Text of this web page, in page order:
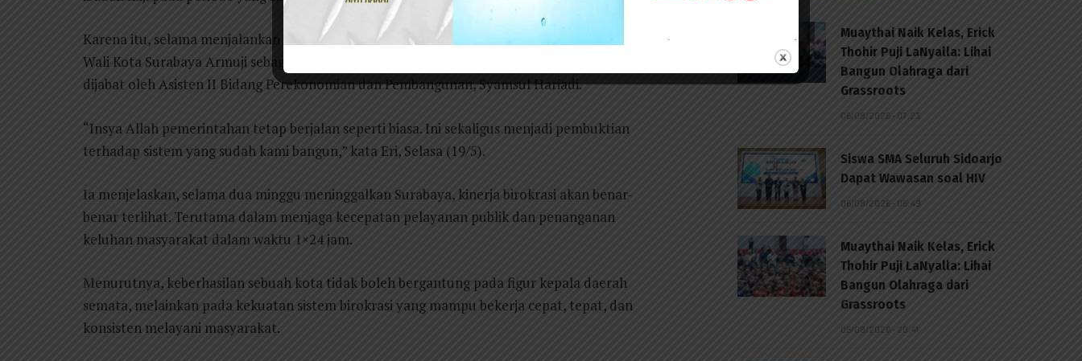
Karena itu, selama menjalankan ibadah haji, tugas kepala daerah akan dijalankan oleh Wakil
Wali Kota Surabaya Armuji sebagai pelaksana harian (plh). Sementara posisi plh sekda akan
dijabat oleh Asisten II Bidang Perekonomian dan Pembangunan, Syamsul Hariadi.
“Insya Allah pemerintahan tetap berjalan seperti biasa. Ini sekaligus menjadi pembuktian
terhadap sistem yang sudah kami bangun,” kata Eri, Selasa (19/5).
Ia menjelaskan, selama dua minggu meninggalkan Surabaya, kinerja birokrasi akan benar-
benar terlihat. Terutama dalam menjaga kecepatan pelayanan publik dan penanganan
keluhan masyarakat dalam waktu 1×24 jam.
Menurutnya, keberhasilan sebuah kota tidak boleh bergantung pada figur kepala daerah
semata, melainkan pada kekuatan sistem birokrasi yang mampu bekerja cepat, tepat, dan
konsisten melayani masyarakat.
Muaythai Naik Kelas, Erick
Thohir Puji LaNyalla: Lihai
Bangun Olahraga dari
Grassroots
06/08/2026 - 07:23
Siswa SMA Seluruh Sidoarjo
Dapat Wawasan soal HIV
06/08/2026 - 05:49
Muaythai Naik Kelas, Erick
Thohir Puji LaNyalla: Lihai
Bangun Olahraga dari
Grassroots
05/08/2026 - 20:41